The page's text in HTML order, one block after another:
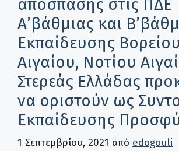
απόσπασης στις ΠΔΕ
Α’βάθμιας και
Εκπαίδευσης Βορείου
Αιγαίου, Νοτίου
Στερεάς Ελλάδας
να οριστούν ως
Εκπαίδευσης
1 Σεπτεμβρίου, 2021 από edogouli